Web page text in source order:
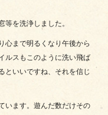
等を洗浄しました。
心まで明るくなり午後から
ルスもこのように洗い飛ば
といいですね、それを信じ
います。遊んだ数だけその